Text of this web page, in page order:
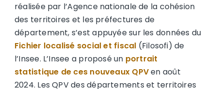
réalisée par l’Agence nationale de la cohésion
des territoires et les préfectures de
département, s’est appuyée sur les données du
Fichier localisé social et fiscal (Filosofi) de
l’Insee. L’Insee a proposé un portrait
statistique de ces nouveaux QPVen août
2024. Les QPV des départements et territoires